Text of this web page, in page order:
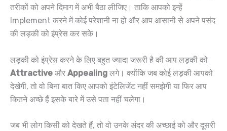
तरीकों को अपने दिमाग में अभी बैठा लीजिए। ताकि आपको इन्हें
Implement करने में कोई परेशानी ना हो और आप आसानी से अपने पसंद
की लड़की को इंप्रेस कर सके।
लड़की को इंप्रेस करने के लिए बहुत ज्यादा जरूरी है की आप लड़की को
Attractive और Appealing लगे। क्योंकि जब कोई लड़की आपको
देखेगी, तो वो बिना बात किए आपको इंटेलिजेंट नहीं समझेगी या फिर आप
कितने अच्छे हैं इसके बारे में उसे पता नहीं चलेगा।
जब भी लोग किसी को देखते हैं, तो वो उनके अंदर की अच्छाई को और दूसरी